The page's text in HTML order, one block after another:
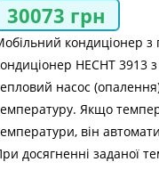
30073 грн
кондиціонер з
HECHT 3913
насос
Якщо
він
досягненні заданої